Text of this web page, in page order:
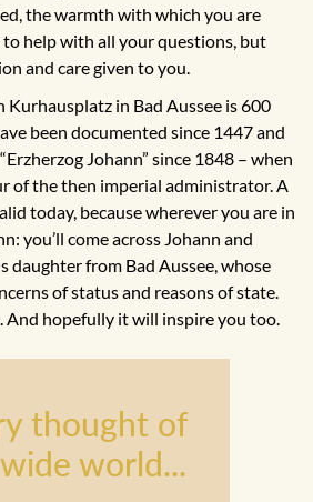
the warmth with which you are
to help with all your questions, but
and care given to you.
in Bad Aussee is 600
been documented since 1447 and
Johann” since 1848 – when
of the then imperial administrator. A
today, because wherever you are in
you’ll come across Johann and
daughter from Bad Aussee, whose
of status and reasons of state.
And hopefully it will inspire you too.
thought of
world...